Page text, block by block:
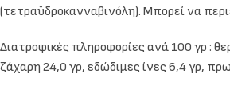
(τετραϋδροκανναβινόλη). Μπορεί να
Διατροφικές πληροφορίες ανά 100 γρ :
ζάχαρη 24,0 γρ, εδώδιμες ίνες 6,4 γρ,